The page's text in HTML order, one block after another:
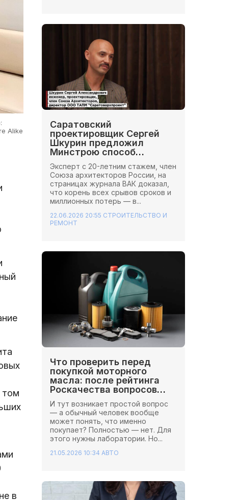
Alike
том
в
Саратовский
проектировщик Сергей
Шкурин предложил
Минстрою способ
сэкономить миллионы на
стройках
Эксперт с 20-летним стажем, член
Союза архитекторов России, на
страницах журнала ВАК доказал,
что корень всех срывов сроков и
миллионных потерь — в...
22.06.2026 20:55 СТРОИТЕЛЬСТВО И
РЕМОНТ
Что проверить перед
покупкой моторного
масла: после рейтинга
Роскачества вопросов
стало больше
И тут возникает простой вопрос
— а обычный человек вообще
может понять, что именно
покупает? Полностью — нет. Для
этого нужны лаборатории. Но...
21.05.2026 10:34 АВТО